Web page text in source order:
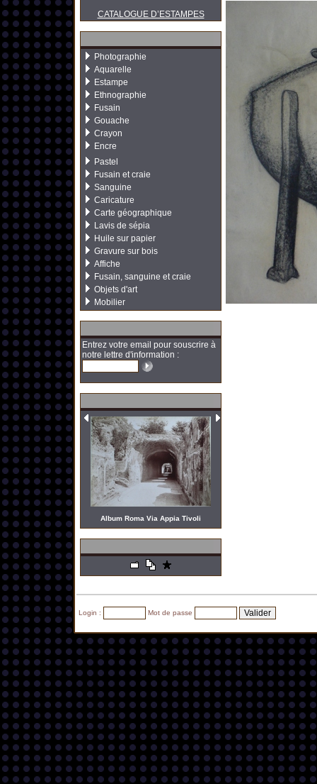
CATALOGUE D’ESTAMPES
Photographie
Aquarelle
Estampe
Ethnographie
Fusain
Gouache
Crayon
Encre
Pastel
Fusain et craie
Sanguine
Caricature
Carte géographique
Lavis de sépia
Huile sur papier
Gravure sur bois
Affiche
Fusain, sanguine et craie
Objets d'art
Mobilier
Entrez votre email pour souscrire à
notre lettre d'information :
Album Roma Via Appia Tivoli
Login : Mot de passe